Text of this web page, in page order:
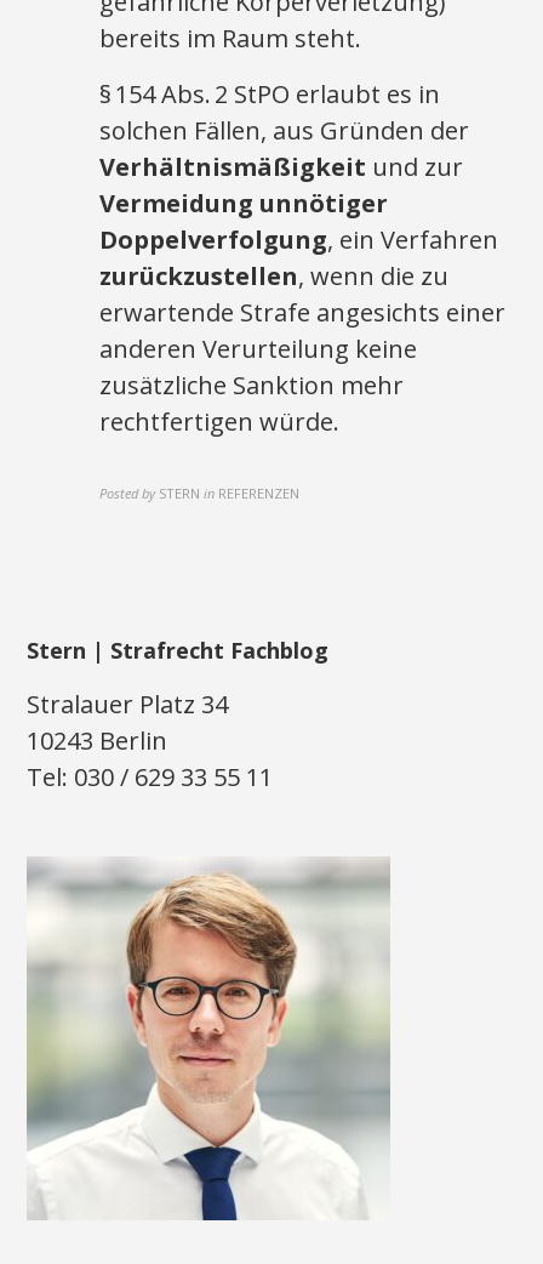
bereits im Raum steht.
§ 154 Abs. 2 StPO erlaubt es in
solchen Fällen, aus Gründen der
Verhältnismäßigkeit und zur
Vermeidung unnötiger
Doppelverfolgung, ein Verfahren
zurückzustellen, wenn die zu
erwartende Strafe angesichts einer
anderen Verurteilung keine
zusätzliche Sanktion mehr
rechtfertigen würde.
Posted by STERN in REFERENZEN
Stern | Strafrecht Fachblog
Stralauer Platz 34
10243 Berlin
Tel: 030 / 629 33 55 11